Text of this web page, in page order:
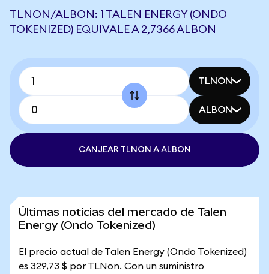
TLNON/ALBON: 1 TALEN ENERGY (ONDO
TOKENIZED) EQUIVALE A 2,7366 ALBON
TLNON
ALBON
CANJEAR TLNON A ALBON
Últimas noticias del mercado de Talen
Energy (Ondo Tokenized)
El precio actual de Talen Energy (Ondo Tokenized)
es 329,73 $ por TLNon. Con un suministro